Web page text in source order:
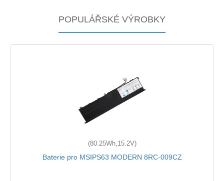
POPULÁŘSKÉ VÝROBKY
(80.25Wh,15.2V)
Baterie pro MSIPS63 MODERN 8RC-009CZ